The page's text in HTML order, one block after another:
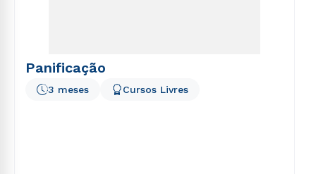
Panificação
3 meses Cursos Livres